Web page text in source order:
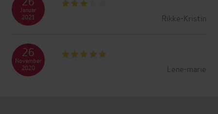
Rikke-Kristin
Januar
2021
Lene-marie
26
November
2020